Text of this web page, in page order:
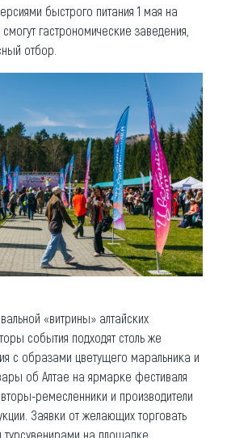
быстрого питания 1 мая на
смогут гастрономические заведения,
отбор.
«витрины» алтайских
события подходят столь же
с образами цветущего маральника и
об Алтае на ярмарке фестиваля
ремесленники и производители
Заявки от желающих торговать
на площадке